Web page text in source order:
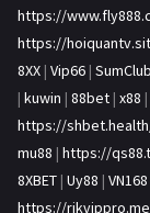
https://
https://
8XX | Vip66 | SumClub
| kuwin | 88bet | x88 |
https://
mu88 | https://
8XBET | Uy88 | VN168
https://